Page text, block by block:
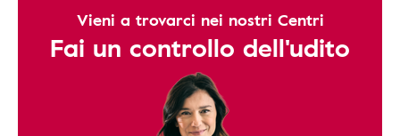
Vieni a trovarci nei nostri Centri
Fai un controllo dell'udito